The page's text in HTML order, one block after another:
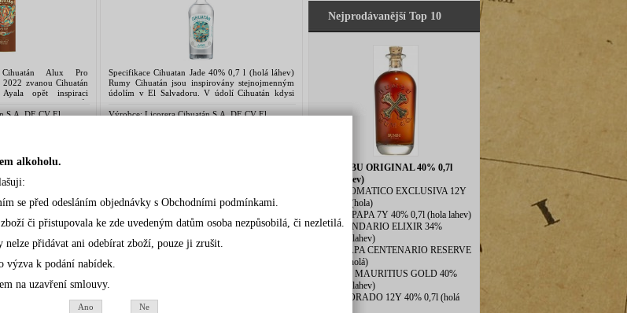
Alux Pro
zvanou Cihuatán
opět inspiraci
v postavě Aluxů,
S.A. DE CV El
Koupit
Specifikace Cihuatan Jade 40% 0,7 l (holá láhev)
Rumy Cihuatán jsou inspirovány stejnojmenným
údolím v El Salvadoru. V údolí Cihuatán kdysi
Výrobce:Licorera Cihuatán S.A. DE CV El
20Y 40% 0,7l
lahev)
Nejprodávanější Top 10
1. BUMBU ORIGINAL 40% 0,7l
(hola lahev)
2. DIPLOMATICO EXCLUSIVA 12Y
40% 0,7l(hola)
3. DON PAPA 7Y 40% 0,7l (hola lahev)
4. LEGENDARIO ELIXIR 34%
0,7l(hola lahev)
5. ZACAPA CENTENARIO RESERVE
40% 1l (holá)
6. BLUE MAURITIUS GOLD 40%
0,7l(hola lahev)
7. EL DORADO 12Y 40% 0,7l (holá
alkoholu.
se před odesláním objednávky s Obchodními podmínkami.
či přistupovala ke zde uvedeným datům osoba nezpůsobilá, či nezletilá.
nelze přidávat ani odebírat zboží, pouze ji zrušit.
výzva k podání nabídek.
na uzavření smlouvy.
Ano Ne